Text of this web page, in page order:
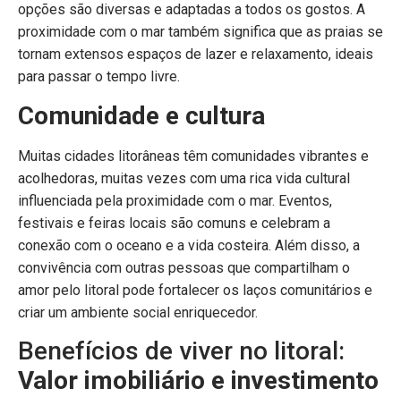
opções são diversas e adaptadas a todos os gostos. A
proximidade com o mar também significa que as praias se
tornam extensos espaços de lazer e relaxamento, ideais
para passar o tempo livre.
Comunidade e cultura
Muitas cidades litorâneas têm comunidades vibrantes e
acolhedoras, muitas vezes com uma rica vida cultural
influenciada pela proximidade com o mar. Eventos,
festivais e feiras locais são comuns e celebram a
conexão com o oceano e a vida costeira. Além disso, a
convivência com outras pessoas que compartilham o
amor pelo litoral pode fortalecer os laços comunitários e
criar um ambiente social enriquecedor.
Benefícios de viver no litoral:
Valor imobiliário e investimento